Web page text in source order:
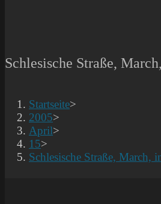
Schlesische Straße,
Startseite>
2005>
April>
15>
Schlesische Straße, March,